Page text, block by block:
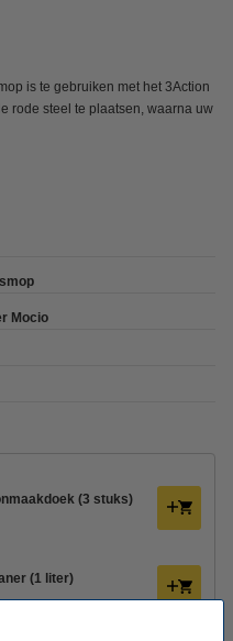
is te gebruiken met het 3Action
rode steel te plaatsen, waarna uw
Mocio
(3 stuks)
(1 liter)